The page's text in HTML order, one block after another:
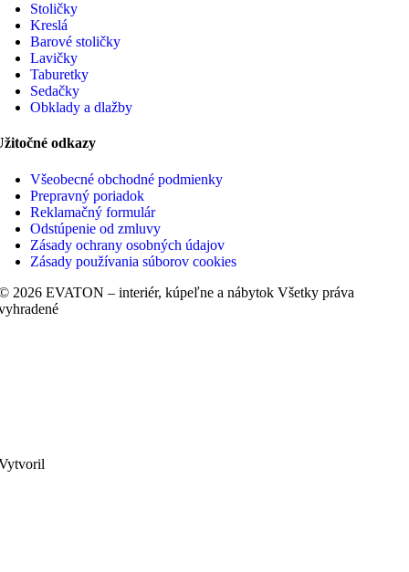
Stoličky
Kreslá
Barové stoličky
Lavičky
Taburetky
Sedačky
Obklady a dlažby
odkazy
Všeobecné obchodné podmienky
Prepravný poriadok
Reklamačný formulár
Odstúpenie od zmluvy
Zásady ochrany osobných údajov
Zásady používania súborov cookies
2026 EVATON – interiér, kúpeľne a nábytok Všetky práva